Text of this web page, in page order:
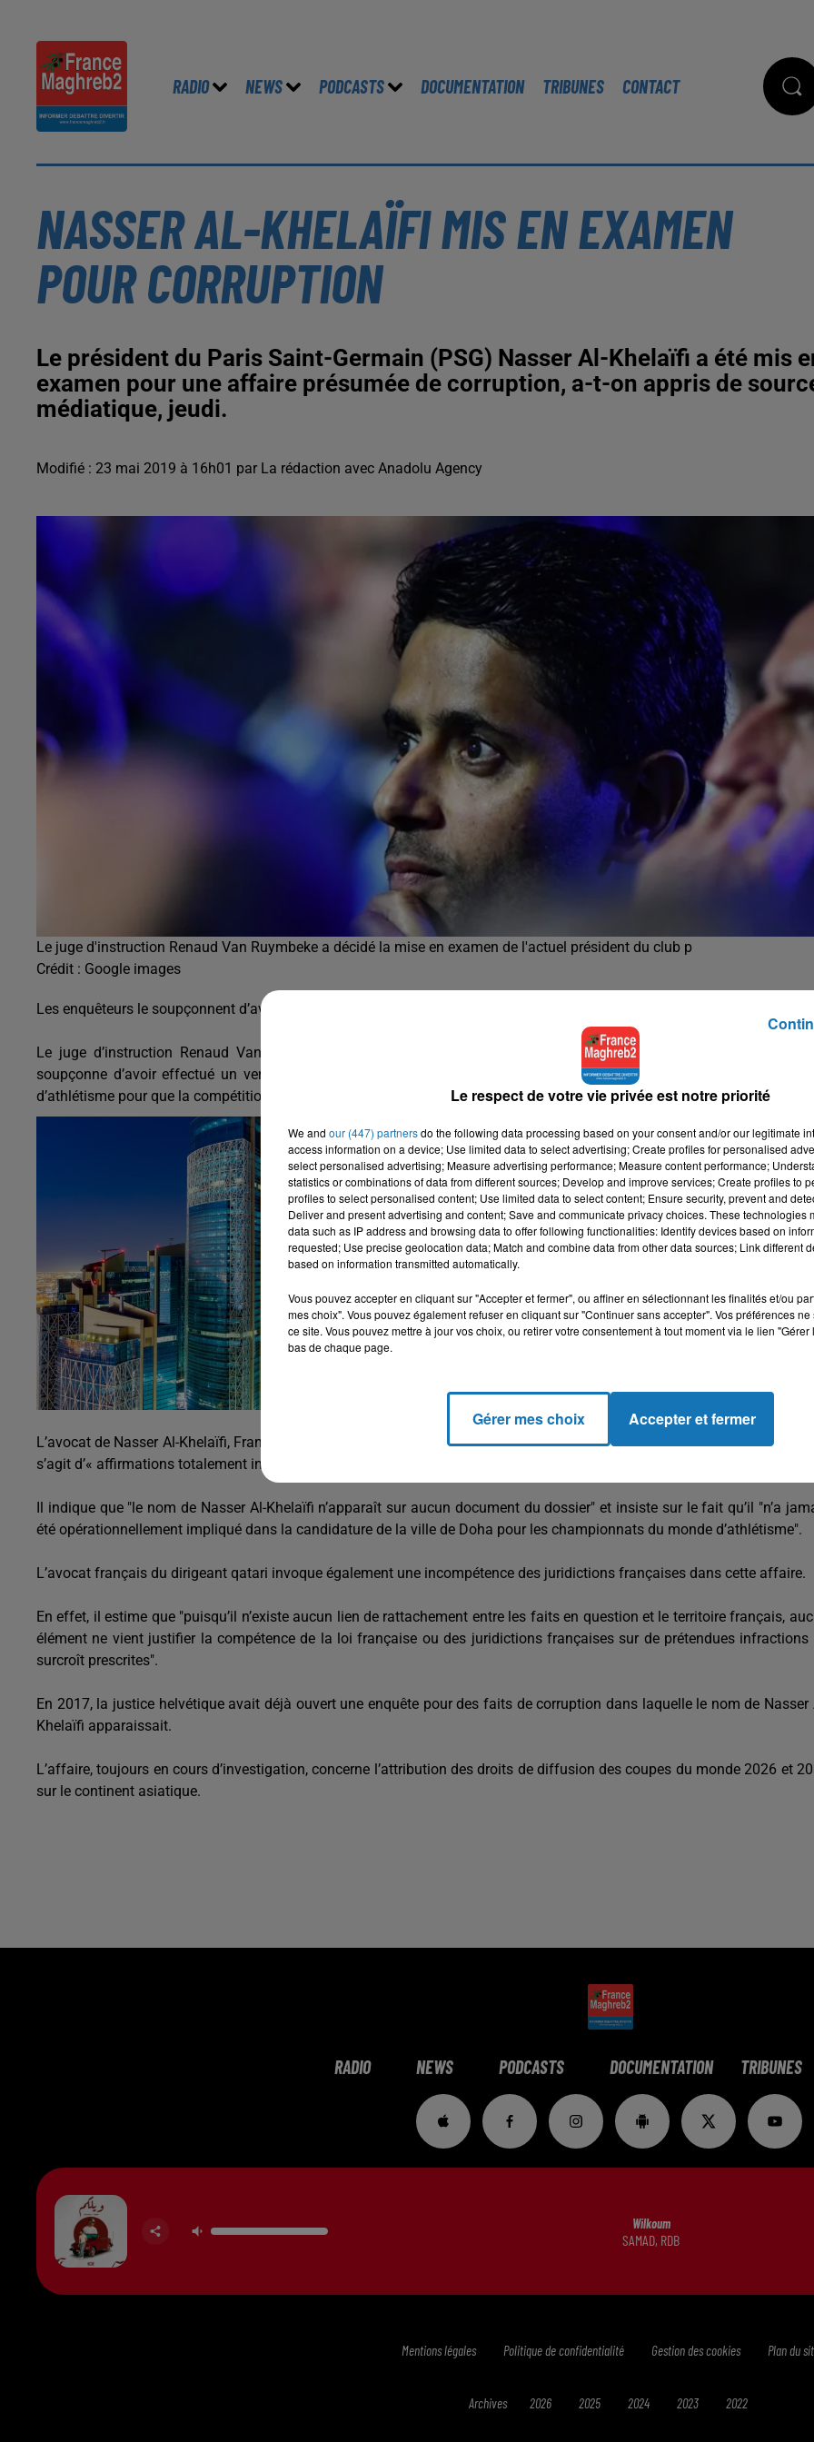
RADIO NEWS PODCASTS DOCUMENTATION TRIBUNES CONTACT
NASSER AL-KHELAÏFI MIS EN EXAMEN
POUR CORRUPTION
Le président du Paris Saint-Germain (PSG) Nasser Al-Khelaïfi a été mis
examen pour une affaire présumée de corruption, a-t-on appris de
médiatique, jeudi.
Modifié : 23 mai 2019 à 16h01 par La rédaction avec Anadolu Agency
Le juge d'instruction Renaud Van Ruymbeke a décidé la mise en examen de l'actuel président du club p
Crédit : Google images
Les enquêteurs le soupçonnent d’avoir tenté d’acheter les mondiaux d’athlétisme en 2017.
Le juge d’instruction Renaud Van Ruymbeke a décidé la mise en examen de l’actuel président du club parisien
soupçonne d’avoir effectué un versement de 3,1 millions d’euros en faveur du président de la Fédération
d’athlétisme pour que la compétition ait lieu à Doha, a révélé le journal Le Parisien.
L’avocat de Nasser Al-Khelaïfi, Francis Szpiner nie en bloc les accusations portées sur son client et estime, pour sa part,
s’agit d’« affirmations totalement inexactes», rapporte la même source.
Il indique que "le nom de Nasser Al-Khelaïfi n’apparaît sur aucun document du dossier" et insiste sur le fait qu’il "n’a
été opérationnellement impliqué dans la candidature de la ville de Doha pour les championnats du monde d’athlétisme".
L’avocat français du dirigeant qatari invoque également une incompétence des juridictions françaises dans cette affaire.
En effet, il estime que "puisqu’il n’existe aucun lien de rattachement entre les faits en question et le territoire français,
élément ne vient justifier la compétence de la loi française ou des juridictions françaises sur de prétendues infractions
surcroît prescrites".
En 2017, la justice helvétique avait déjà ouvert une enquête pour des faits de corruption dans laquelle le nom de Nasser
Khelaïfi apparaissait.
L’affaire, toujours en cours d’investigation, concerne l’attribution des droits de diffusion des coupes du monde 2026 et
sur le continent asiatique.
Le respect de votre vie privée est notre priorité
We and our (447) partnersdo the following data processing based on your consent and/or our legitimate
access information on a device; Use limited data to select advertising; Create profiles for personalised
select personalised advertising; Measure advertising performance; Measure content performance;
statistics or combinations of data from different sources; Develop and improve services; Create profiles to
profiles to select personalised content; Use limited data to select content; Ensure security, prevent and
Deliver and present advertising and content; Save and communicate privacy choices. These technologies
data such as IP address and browsing data to offer following functionalities: Identify devices based on
requested; Use precise geolocation data; Match and combine data from other data sources; Link different
based on information transmitted automatically.
Vous pouvez accepter en cliquant sur "Accepter et fermer", ou affiner en sélectionnant les finalités et/ou
mes choix". Vous pouvez également refuser en cliquant sur "Continuer sans accepter". Vos préférences
ce site. Vous pouvez mettre à jour vos choix, ou retirer votre consentement à tout moment via le lien
bas de chaque page.
Gérer mes choix Accepter et fermer